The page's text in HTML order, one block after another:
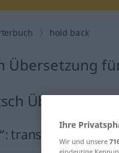
hold back
Übersetzung
Übersetzung
: transitive verb
Ihre
Wir und unsere